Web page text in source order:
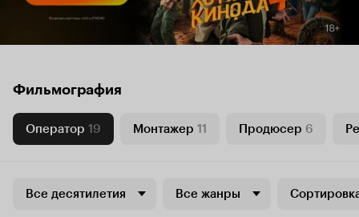
Фильмография
Оператор 19 Монтажер 11 Продюсер 6
Все десятилетия Все жанры